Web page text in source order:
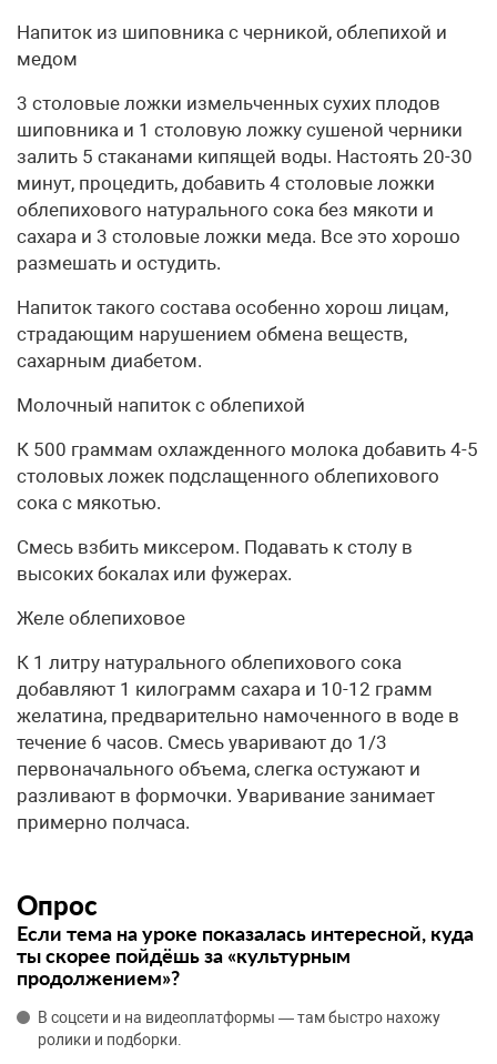
Напиток из шиповника с черникой, облепихой и
медом
3 столовые ложки измельченных сухих плодов
шиповника и 1 столовую ложку сушеной черники
залить 5 стаканами кипящей воды. Настоять 20-30
минут, процедить, добавить 4 столовые ложки
облепихового натурального сока без мякоти и
сахара и 3 столовые ложки меда. Все это хорошо
размешать и остудить.
Напиток такого состава особенно хорош лицам,
страдающим нарушением обмена веществ,
сахарным диабетом.
Молочный напиток с облепихой
К 500 граммам охлажденного молока добавить 4-5
столовых ложек подслащенного облепихового
сока с мякотью.
Смесь взбить миксером. Подавать к столу в
высоких бокалах или фужерах.
Желе облепиховое
К 1 литру натурального облепихового сока
добавляют 1 килограмм сахара и 10-12 грамм
желатина, предварительно намоченного в воде в
течение 6 часов. Смесь уваривают до 1/3
первоначального объема, слегка остужают и
разливают в формочки. Уваривание занимает
примерно полчаса.
Опрос
Если тема на уроке показалась интересной, куда
ты скорее пойдёшь за «культурным
продолжением»?
В соцсети и на видеоплатформы — там быстро нахожу
ролики и подборки.